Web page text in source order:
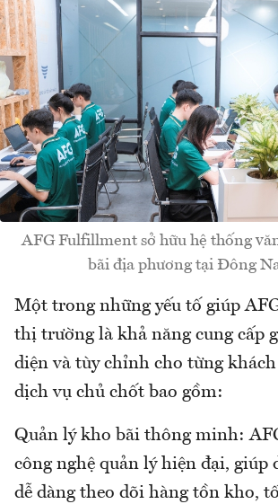
AFG Fulfillment sở hữu hệ thống
bãi địa phương tại Đông
Một trong những yếu tố giúp
thị trường là khả năng cung cấp
diện và tùy chỉnh cho từng khách
dịch vụ chủ chốt bao gồm:
Quản lý kho bãi thông minh:
công nghệ quản lý hiện đại, giúp
dễ dàng theo dõi hàng tồn kho,